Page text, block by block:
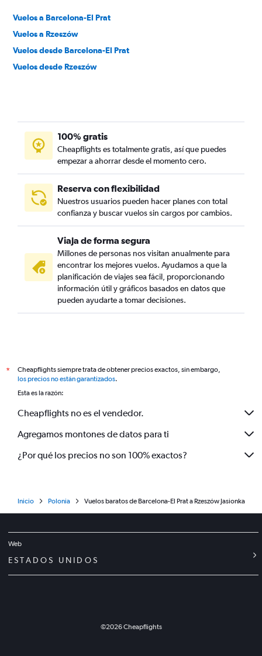
Vuelos a Barcelona-El Prat
Vuelos a Rzeszów
Vuelos desde Barcelona-El Prat
Vuelos desde Rzeszów
100% gratis
Cheapflights es totalmente gratis, así que puedes
empezar a ahorrar desde el momento cero.
Reserva con flexibilidad
Nuestros usuarios pueden hacer planes con total
confianza y buscar vuelos sin cargos por cambios.
Viaja de forma segura
Millones de personas nos visitan anualmente para
encontrar los mejores vuelos. Ayudamos a que la
planificación de viajes sea fácil, proporcionando
información útil y gráficos basados en datos que
pueden ayudarte a tomar decisiones.
*
Cheapflights siempre trata de obtener precios exactos, sin embargo,
los precios no están garantizados.
Esta es la razón:
Cheapflights no es el vendedor.
Agregamos montones de datos para ti
¿Por qué los precios no son 100% exactos?
Inicio Polonia Vuelos baratos de Barcelona-El Prat a Rzeszów Jasionka
Web
ESTADOS UNIDOS
©2026Cheapflights